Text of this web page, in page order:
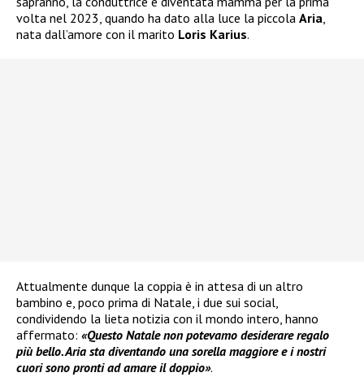
volta nel 2023, quando ha dato alla luce la piccola Aria,
nata dall’amore con il marito Loris Karius.
Attualmente dunque la coppia è in attesa di un altro
bambino e, poco prima di Natale, i due sui social,
condividendo la lieta notizia con il mondo intero, hanno
affermato: «Questo Natale non potevamo desiderare regalo
più bello. Aria sta diventando una sorella maggiore e i nostri
cuori sono pronti ad amare il doppio».